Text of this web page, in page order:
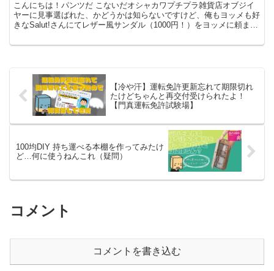
こんにちは！パンツだ こないだオシャカワプチプラ雑貨店オブジイ
ヤーに見事選ばれた、かどうかは知らないですけど、俺もヨッメも好
きなSalut!さんにてレザー風サンダル（1000円！）をヨッメに頼まれ
【冷や汗】運転免許更新忘れて期限切れ
たけどちゃんと再交付受けられたよ！
【門真運転免許試験場】
100均DIY 持ち運べる本棚を作ってみたけ
ど…何に使うねんこれ（疑問）
コメント
コメントを書き込む